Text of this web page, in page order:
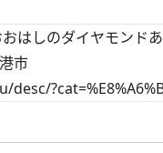
はしのダイヤモンドあ
市